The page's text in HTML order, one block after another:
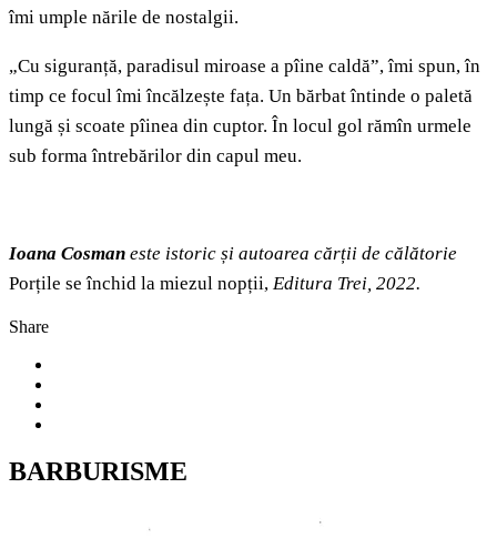
îmi umple nările de nostalgii.
„Cu siguranță, paradisul miroase a pîine caldă”, îmi spun, în
timp ce focul îmi încălzește fața. Un bărbat întinde o paletă
lungă și scoate pîinea din cuptor. În locul gol rămîn urmele
sub forma întrebărilor din capul meu.
Ioana Cosman este istoric și autoarea cărții de călătorie
Porțile se închid la miezul nopții, Editura Trei, 2022.
Share
BARBURISME